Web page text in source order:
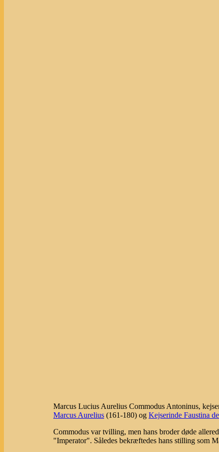
Marcus Lucius Aurelius Commodus Antoninus,
Marcus Aurelius (161-180) og Kejserinde Faustina
Commodus var tvilling, men hans broder døde
"Imperator". Således bekræftedes hans stilling som